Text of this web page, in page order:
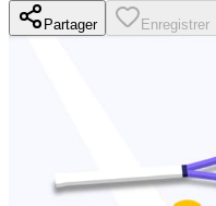
Partager Enregistrer